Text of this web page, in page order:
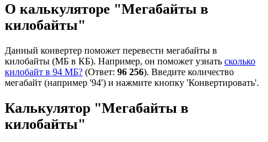
О калькуляторе "Мегабайты в
килобайты"
Данный конвертер поможет перевести мегабайты в
килобайты (МБ в КБ). Например, он поможет узнать сколько
килобайт в 94 МБ? (Ответ: 96 256). Введите количество
мегабайт (например '94') и нажмите кнопку 'Конвертировать'.
Калькулятор "Мегабайты в
килобайты"